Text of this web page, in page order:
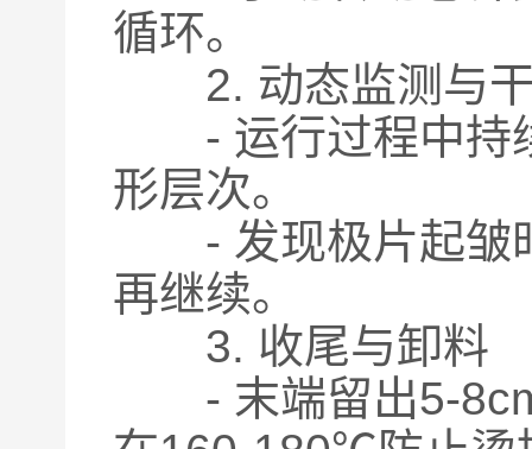
循环。
2. 动态监测与
- 运行过程中持续
形层次。
- 发现极片起皱时
再继续。
3. 收尾与卸料
- 末端留出5-8cm